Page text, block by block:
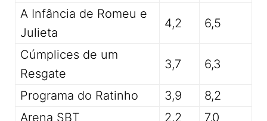
A Infância de Romeu e
Julieta
4,2 6,5
Cúmplices de um
Resgate
3,7 6,3
Programa do Ratinho 3,9
8,2
Arena SBT
2,2
7,0